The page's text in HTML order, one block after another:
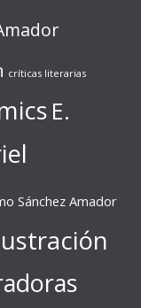
críticas literarias
E.
Sánchez Amador